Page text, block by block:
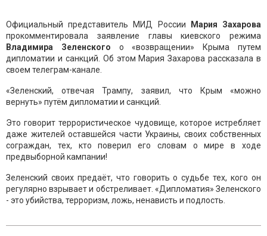
Официальный представитель МИД России
Мария Захарова
прокомментировала заявление главы киевского режима
Владимира Зеленского о «возвращении» Крыма путем
дипломатии и санкций. Об этом Мария Захарова рассказала в
своем телеграм-канале.
«Зеленский, отвечая Трампу, заявил, что Крым «можно
вернуть» путём дипломатии и санкций.
Это говорит террористическое чудовище, которое истребляет
даже жителей оставшейся части Украины, своих собственных
сограждан, тех, кто поверил его словам о мире в ходе
предвыборной кампании!
Зеленский своих предаёт, что говорить о судьбе тех, кого он
регулярно взрывает и обстреливает. «Дипломатия» Зеленского
- это убийства, терроризм, ложь, ненависть и подлость.